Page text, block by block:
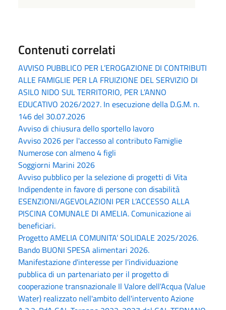
Contenuti correlati
AVVISO PUBBLICO PER L’EROGAZIONE DI CONTRIBUTI
ALLE FAMIGLIE PER LA FRUIZIONE DEL SERVIZIO DI
ASILO NIDO SUL TERRITORIO, PER L’ANNO
EDUCATIVO 2026/2027. In esecuzione della D.G.M. n.
146 del 30.07.2026
Avviso di chiusura dello sportello lavoro
Avviso 2026 per l'accesso al contributo Famiglie
Numerose con almeno 4 figli
Soggiorni Marini 2026
Avviso pubblico per la selezione di progetti di Vita
Indipendente in favore di persone con disabilità
ESENZIONI/AGEVOLAZIONI PER L’ACCESSO ALLA
PISCINA COMUNALE DI AMELIA. Comunicazione ai
beneficiari.
Progetto AMELIA COMUNITA’ SOLIDALE 2025/2026.
Bando BUONI SPESA alimentari 2026.
Manifestazione d'interesse per l'individuazione
pubblica di un partenariato per il progetto di
cooperazione transnazionale Il Valore dell'Acqua (Value
Water) realizzato nell'ambito dell'intervento Azione